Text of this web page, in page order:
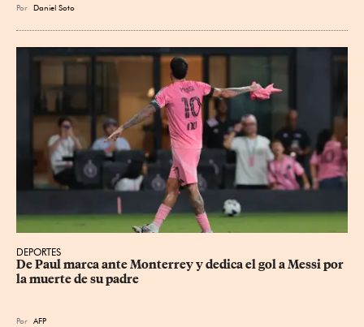
Por Daniel Soto
DEPORTES
De Paul marca ante Monterrey y dedica el gol a Messi por
la muerte de su padre
Por AFP